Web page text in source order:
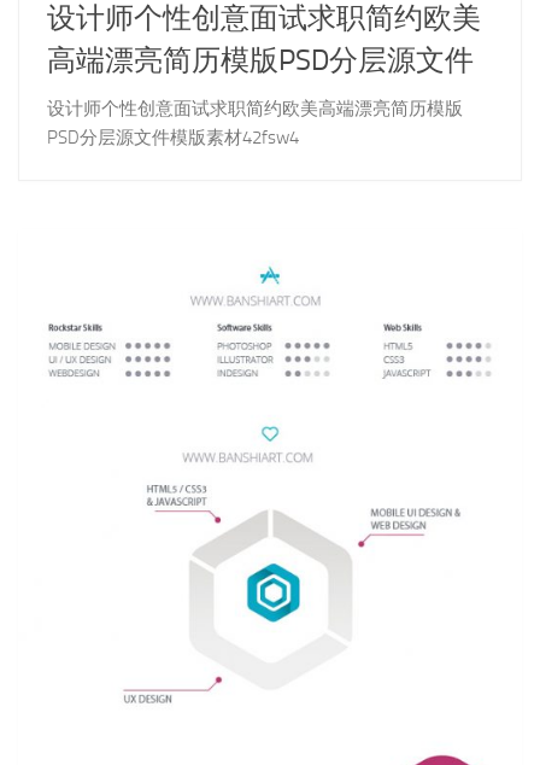
设计师个性创意面试求职简约欧美
高端漂亮简历模版PSD分层源文件
设计师个性创意面试求职简约欧美高端漂亮简历模版
PSD分层源文件模版素材42fsw4